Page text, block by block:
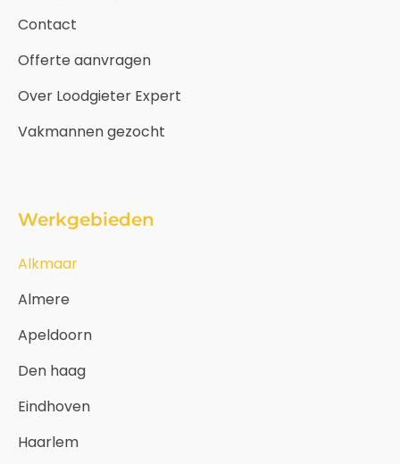
Contact
Offerte aanvragen
Over Loodgieter Expert
Vakmannen gezocht
Werkgebieden
Alkmaar
Almere
Apeldoorn
Den haag
Eindhoven
Haarlem